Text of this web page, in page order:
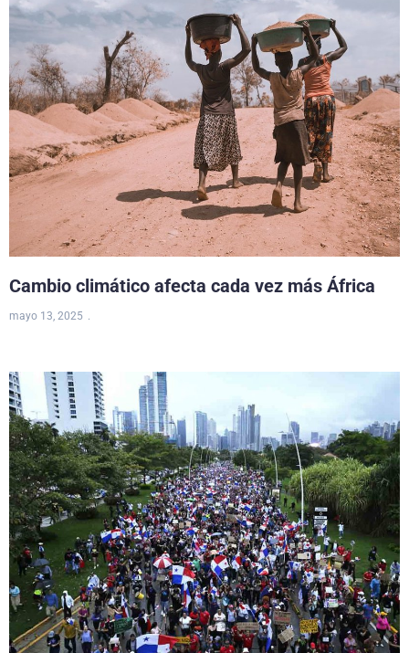
Cambio climático afecta cada vez más África
mayo 13, 2025